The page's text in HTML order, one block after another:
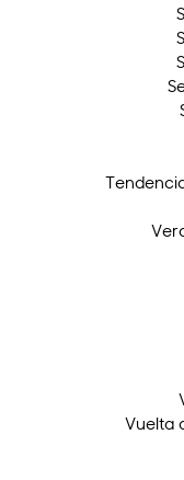
Vuelta